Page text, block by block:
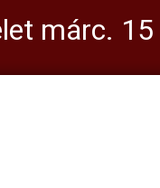
márc. 15